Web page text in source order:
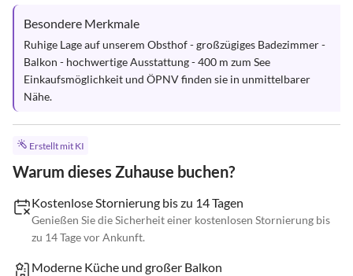
Besondere Merkmale
Ruhige Lage auf unserem Obsthof - großzügiges Badezimmer -
Balkon - hochwertige Ausstattung - 400 m zum See
Einkaufsmöglichkeit und ÖPNV finden sie in unmittelbarer
Nähe.
Erstellt mit KI
Warum dieses Zuhause buchen?
Kostenlose Stornierung bis zu 14 Tagen
Genießen Sie die Sicherheit einer kostenlosen Stornierung bis
zu 14 Tage vor Ankunft.
Moderne Küche und großer Balkon